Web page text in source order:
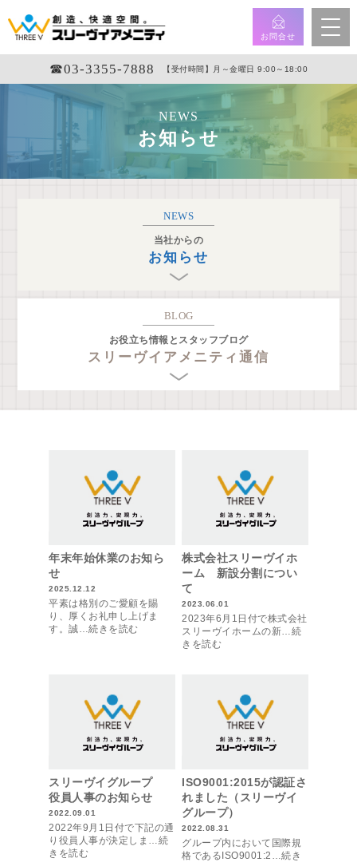
お問合せ
☎︎03-3355-7888 【受付時間】月～金曜日 9:00～18:00
NEWS
お知らせ
NEWS
当社からの
お知らせ
BLOG
お役立ち情報とスタッフブログ
スリーヴイアメニティ通信
年末年始休業のお知ら
せ
2025.12.12
平素は格別のご愛顧を賜
り、厚くお礼申し上げま
す。誠…続きを読む
株式会社スリーヴイホ
ーム 新設分割につい
て
2023.06.01
2023年6月1日付で株式会社
スリーヴイホームの新…続
きを読む
スリーヴイグループ
役員人事のお知らせ
2022.09.01
2022年9月1日付で下記の通
り役員人事が決定しま…続
きを読む
ISO9001:2015が認証さ
れました（スリーヴイ
グループ）
2022.08.31
グループ内において国際規
格であるISO9001:2…続き